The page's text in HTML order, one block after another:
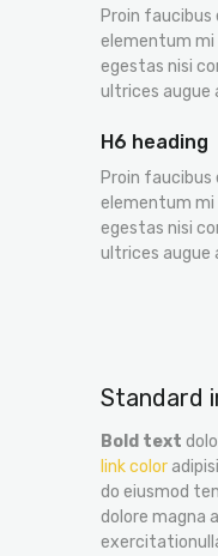
Proin faucibus
elementum mi
egestas nisi
ultrices augue
H6 heading
Proin faucibus
elementum mi
egestas nisi
ultrices augue
Standard
Bold text
link color
do eiusmod
dolore magna